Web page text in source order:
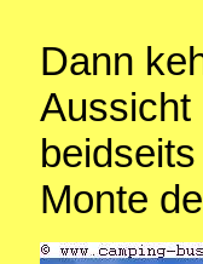
Dann
Aussicht
Monte